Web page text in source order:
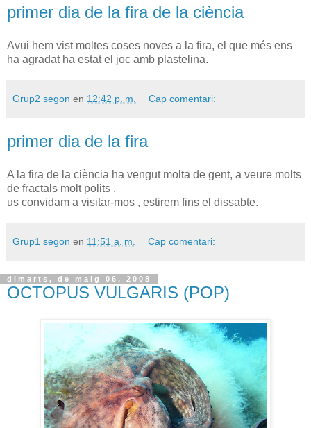
primer dia de la fira de la ciència
Avui hem vist moltes coses noves a la fira, el que més ens
ha agradat ha estat el joc amb plastelina.
Grup2 segon en 12:42 p. m. Cap comentari:
primer dia de la fira
A la fira de la ciència ha vengut molta de gent, a veure molts
de fractals molt polits .
us convidam a visitar-mos , estirem fins el dissabte.
Grup1 segon en 11:51 a. m. Cap comentari:
dimarts, de maig 06, 2008
OCTOPUS VULGARIS (POP)